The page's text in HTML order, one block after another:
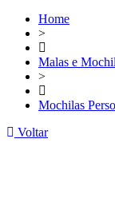
Home
>
Malas e
>
Mochilas
Voltar